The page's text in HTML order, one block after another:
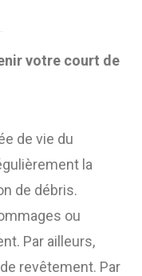
votre court de
de vie du
la
de débris.
ou
Par ailleurs,
revêtement. Par